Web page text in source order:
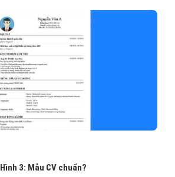
Hình 3: Mẫu CV chuẩn?